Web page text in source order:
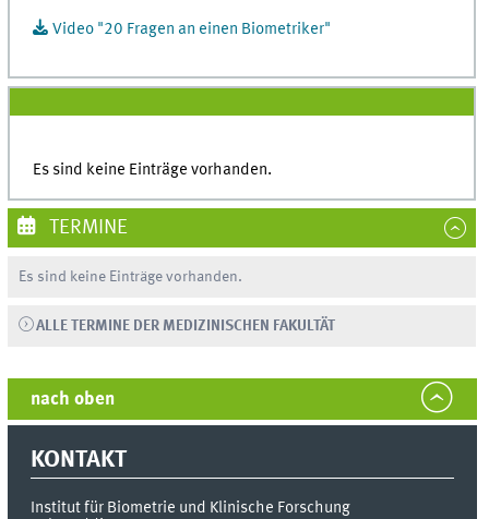
Video "20 Fragen an einen Biometriker"
Es sind keine Einträge vorhanden.
TERMINE
Es sind keine Einträge vorhanden.
ALLE TERMINE DER MEDIZINISCHEN FAKULTÄT
nach oben
KONTAKT
Institut für Biometrie und Klinische Forschung